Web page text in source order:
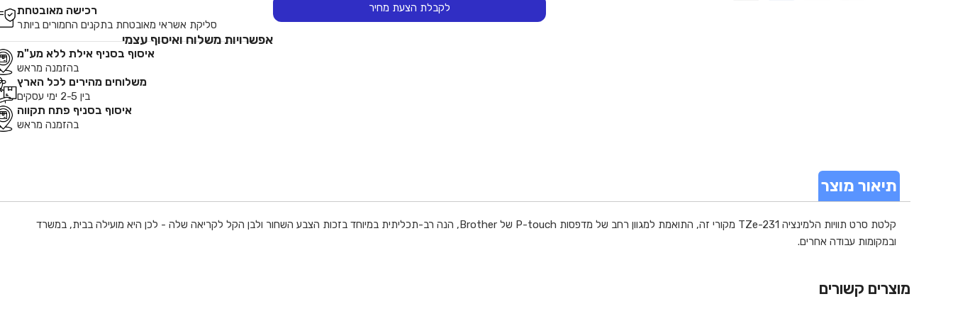
לקבלת הצעת מחיר רכישה מאובטחת
סליקת אשראי מאובטחת בתקנים החמורים ביותר
אפשרויות משלוח ואיסוף עצמי
איסוף בסניף אילת ללא מע"מ
בהזמנה מראש
משלוחים מהירים לכל הארץ
בין 2-5 ימי עסקים
איסוף בסניף פתח תקווה
בהזמנה מראש
תיאור מוצר
קלטת סרט תוויות הלמינציה TZe-231 מקורי זה, התואמת למגוון רחב של מדפסות P-touch של Brother, הנה רב-תכליתית במיוחד בזכות הצבע השחור ולבן הקל לקריאה שלה - לכן היא מועילה בבית, במשרד
ובמקומות עבודה אחרים.
מוצרים קשורים